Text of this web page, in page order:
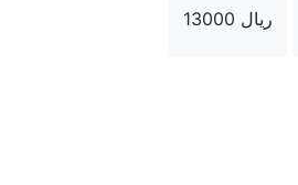
13000 ريال